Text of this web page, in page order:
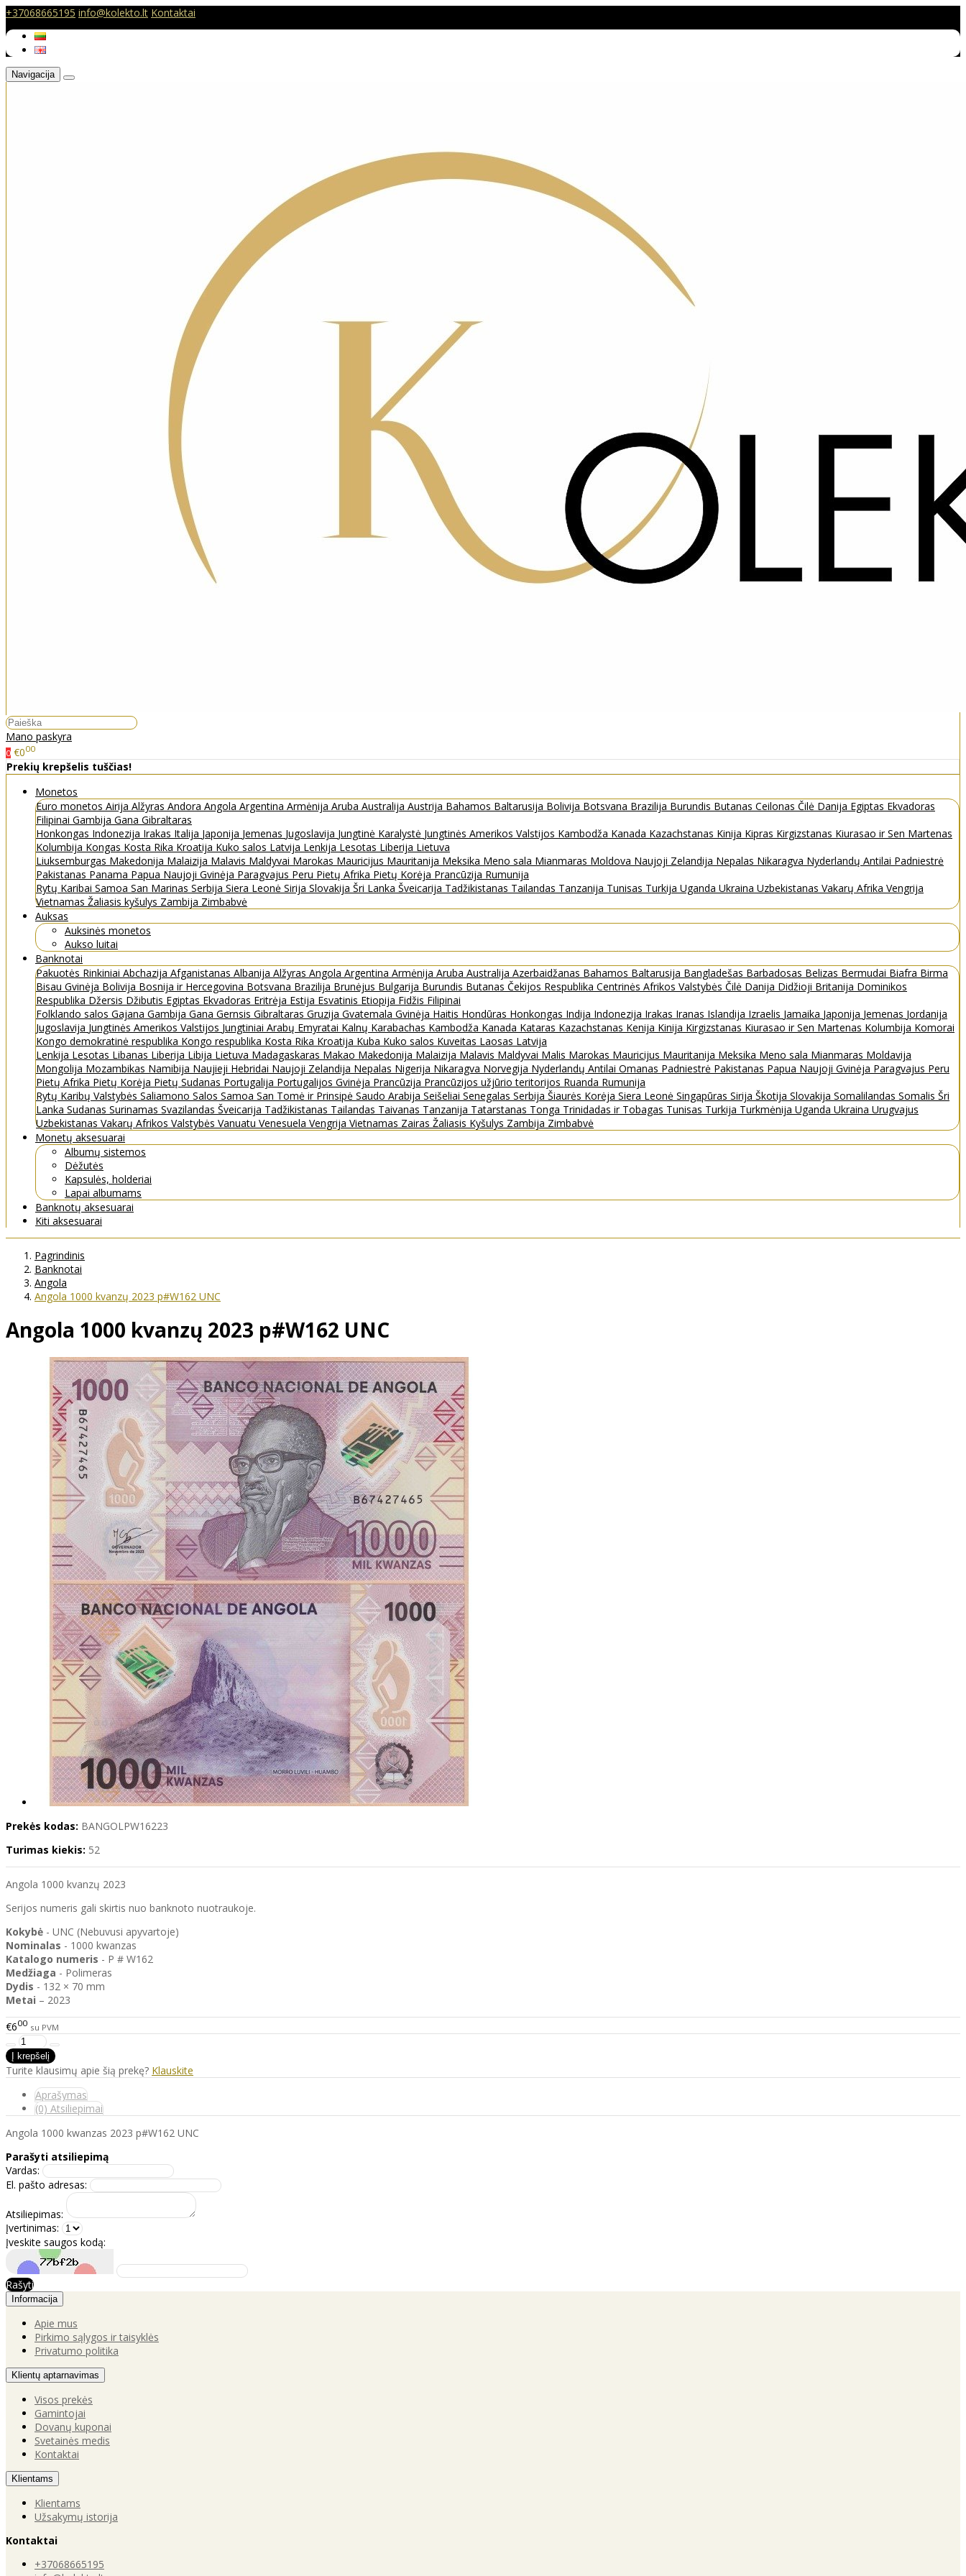
+37068665195 info@kolekto.lt Kontaktai
Navigacija
Mano paskyra
0 €000
Prekių krepšelis tuščias!
Monetos
Euro monetos Airija Alžyras Andora Angola Argentina Armėnija Aruba Australija Austrija Bahamos Baltarusija Bolivija Botsvana Brazilija Burundis Butanas Ceilonas Čilė Danija Egiptas Ekvadoras
Filipinai Gambija Gana Gibraltaras
Honkongas Indonezija Irakas Italija Japonija Jemenas Jugoslavija Jungtinė Karalystė Jungtinės Amerikos Valstijos Kambodža Kanada Kazachstanas Kinija Kipras Kirgizstanas Kiurasao ir Sen Martenas
Kolumbija Kongas Kosta Rika Kroatija Kuko salos Latvija Lenkija Lesotas Liberija Lietuva
Liuksemburgas Makedonija Malaizija Malavis Maldyvai Marokas Mauricijus Mauritanija Meksika Meno sala Mianmaras Moldova Naujoji Zelandija Nepalas Nikaragva Nyderlandų Antilai Padniestrė
Pakistanas Panama Papua Naujoji Gvinėja Paragvajus Peru Pietų Afrika Pietų Korėja Prancūzija Rumunija
Rytų Karibai Samoa San Marinas Serbija Siera Leonė Sirija Slovakija Šri Lanka Šveicarija Tadžikistanas Tailandas Tanzanija Tunisas Turkija Uganda Ukraina Uzbekistanas Vakarų Afrika Vengrija
Vietnamas Žaliasis kyšulys Zambija Zimbabvė
Auksas
Auksinės monetos
Aukso luitai
Banknotai
Pakuotės Rinkiniai Abchazija Afganistanas Albanija Alžyras Angola Argentina Armėnija Aruba Australija Azerbaidžanas Bahamos Baltarusija Bangladešas Barbadosas Belizas Bermudai Biafra Birma
Bisau Gvinėja Bolivija Bosnija ir Hercegovina Botsvana Brazilija Brunėjus Bulgarija Burundis Butanas Čekijos Respublika Centrinės Afrikos Valstybės Čilė Danija Didžioji Britanija Dominikos
Respublika Džersis Džibutis Egiptas Ekvadoras Eritrėja Estija Esvatinis Etiopija Fidžis Filipinai
Folklando salos Gajana Gambija Gana Gernsis Gibraltaras Gruzija Gvatemala Gvinėja Haitis Hondūras Honkongas Indija Indonezija Irakas Iranas Islandija Izraelis Jamaika Japonija Jemenas Jordanija
Jugoslavija Jungtinės Amerikos Valstijos Jungtiniai Arabų Emyratai Kalnų Karabachas Kambodža Kanada Kataras Kazachstanas Kenija Kinija Kirgizstanas Kiurasao ir Sen Martenas Kolumbija Komorai
Kongo demokratinė respublika Kongo respublika Kosta Rika Kroatija Kuba Kuko salos Kuveitas Laosas Latvija
Lenkija Lesotas Libanas Liberija Libija Lietuva Madagaskaras Makao Makedonija Malaizija Malavis Maldyvai Malis Marokas Mauricijus Mauritanija Meksika Meno sala Mianmaras Moldavija
Mongolija Mozambikas Namibija Naujieji Hebridai Naujoji Zelandija Nepalas Nigerija Nikaragva Norvegija Nyderlandų Antilai Omanas Padniestrė Pakistanas Papua Naujoji Gvinėja Paragvajus Peru
Pietų Afrika Pietų Korėja Pietų Sudanas Portugalija Portugalijos Gvinėja Prancūzija Prancūzijos užjūrio teritorijos Ruanda Rumunija
Rytų Karibų Valstybės Saliamono Salos Samoa San Tomė ir Prinsipė Saudo Arabija Seišeliai Senegalas Serbija Šiaurės Korėja Siera Leonė Singapūras Sirija Škotija Slovakija Somalilandas Somalis Šri
Lanka Sudanas Surinamas Svazilandas Šveicarija Tadžikistanas Tailandas Taivanas Tanzanija Tatarstanas Tonga Trinidadas ir Tobagas Tunisas Turkija Turkmėnija Uganda Ukraina Urugvajus
Uzbekistanas Vakarų Afrikos Valstybės Vanuatu Venesuela Vengrija Vietnamas Zairas Žaliasis Kyšulys Zambija Zimbabvė
Monetų aksesuarai
Albumų sistemos
Dėžutės
Kapsulės, holderiai
Lapai albumams
Banknotų aksesuarai
Kiti aksesuarai
Pagrindinis
Banknotai
Angola
Angola 1000 kvanzų 2023 p#W162 UNC
Angola 1000 kvanzų 2023 p#W162 UNC
Prekės kodas: BANGOLPW16223
Turimas kiekis: 52
Angola 1000 kvanzų 2023
Serijos numeris gali skirtis nuo banknoto nuotraukoje.
Kokybė - UNC (Nebuvusi apyvartoje)
Nominalas - 1000 kwanzas
Katalogo numeris - P # W162
Medžiaga - Polimeras
Dydis - 132 × 70 mm
Metai – 2023
€600 su PVM
Turite klausimų apie šią prekę? Klauskite
Aprašymas
(0) Atsiliepimai
Angola 1000 kwanzas 2023 p#W162 UNC
Parašyti atsiliepimą
Vardas:
El. pašto adresas:
Atsiliepimas:
Įvertinimas:
Įveskite saugos kodą:
Rašyti
Informacija
Apie mus
Pirkimo sąlygos ir taisyklės
Privatumo politika
Klientų aptarnavimas
Visos prekės
Gamintojai
Dovanų kuponai
Svetainės medis
Kontaktai
Klientams
Klientams
Užsakymų istorija
Kontaktai
+37068665195